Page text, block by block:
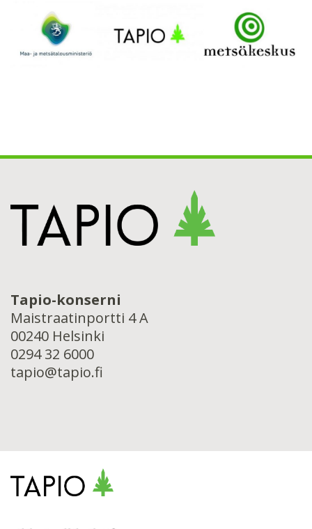
Tapio-konserni
Maistraatinportti 4 A
00240 Helsinki
0294 32 6000
tapio@tapio.fi